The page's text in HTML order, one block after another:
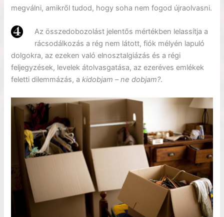
megválni, amikről tudod, hogy soha nem fogod újraolvasni.
Az összedobozolást jelentős mértékben lelassítja a
rácsodálkozás a rég nem látott, fiók mélyén lapuló
dolgokra, az ezeken való elnosztalgiázás és a régi
feljegyzések, levelek átolvasgatása, az ezeréves emlékek
feletti dilemmázás, a kidobjam – ne dobjam?.